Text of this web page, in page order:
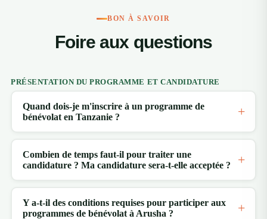
BON À SAVOIR
Foire aux questions
PRÉSENTATION DU PROGRAMME ET CANDIDATURE
Quand dois-je m'inscrire à un programme de
bénévolat en Tanzanie ?
Combien de temps faut-il pour traiter une
candidature ? Ma candidature sera-t-elle acceptée ?
Y a-t-il des conditions requises pour participer aux
programmes de bénévolat à Arusha ?